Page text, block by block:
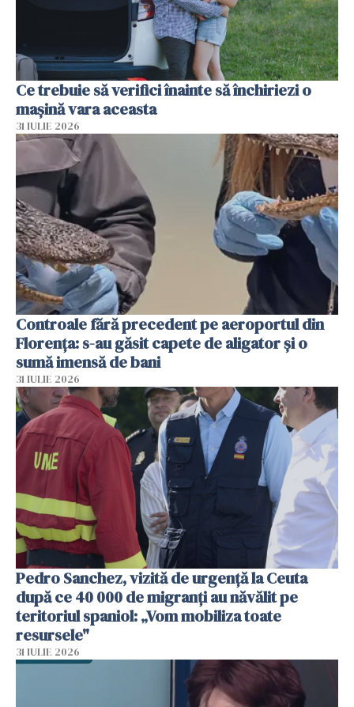
Ce trebuie să verifici înainte să închiriezi o
mașină vara aceasta
31 IULIE 2026
Controale fără precedent pe aeroportul din
Florența: s-au găsit capete de aligator și o
sumă imensă de bani
31 IULIE 2026
Pedro Sanchez, vizită de urgență la Ceuta
după ce 40 000 de migranți au năvălit pe
teritoriul spaniol: „Vom mobiliza toate
resursele"
31 IULIE 2026